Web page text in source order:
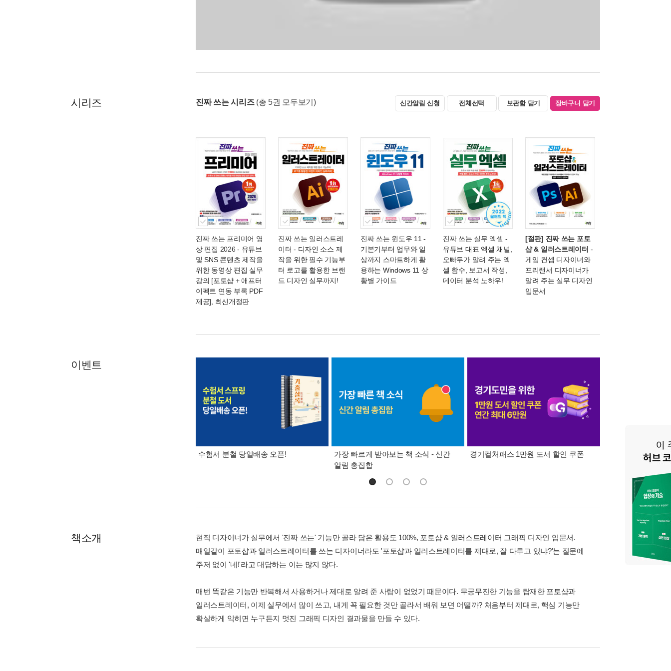
시리즈 진짜 쓰는 시리즈 (총 5권 모두보기) 신간알림 신청 전체선택 보관함 담기 장바구니 담기
진짜 쓰는 프리미어 영
상 편집 2026 - 유튜브
및 SNS 콘텐츠 제작을
위한 동영상 편집 실무
강의 [포토샵 + 애프터
이펙트 연동 부록 PDF
제공], 최신개정판
진짜 쓰는 일러스트레
이터 - 디자인 소스 제
작을 위한 필수 기능부
터 로고를 활용한 브랜
드 디자인 실무까지!
진짜 쓰는 윈도우 11 -
기본기부터 업무와 일
상까지 스마트하게 활
용하는 Windows 11 상
황별 가이드
진짜 쓰는 실무 엑셀 -
유튜브 대표 엑셀 채널,
오빠두가 알려 주는 엑
셀 함수, 보고서 작성,
데이터 분석 노하우!
[절판] 진짜 쓰는 포토
샵 & 일러스트레이터 -
게임 컨셉 디자이너와
프리랜서 디자이너가
알려 주는 실무 디자인
입문서
이벤트
수험서 분철 당일배송 오픈!
가장 빠르게 받아보는 책 소식 - 신간
알림 총집합
경기컬처패스 1만원 도서 할인 쿠폰 삼성카드가 쏜다! 알
책소개
현직 디자이너가 실무에서 '진짜 쓰는' 기능만 골라 담은 활용도 100%, 포토샵 & 일러스트레이터 그래픽 디자인 입문서.
매일같이 포토샵과 일러스트레이터를 쓰는 디자이너라도 '포토샵과 일러스트레이터를 제대로, 잘 다루고 있냐?'는 질문에
주저 없이 '네!'라고 대답하는 이는 많지 않다.
매번 똑같은 기능만 반복해서 사용하거나 제대로 알려 준 사람이 없었기 때문이다. 무궁무진한 기능을 탑재한 포토샵과
일러스트레이터, 이제 실무에서 많이 쓰고, 내게 꼭 필요한 것만 골라서 배워 보면 어떨까? 처음부터 제대로, 핵심 기능만
확실하게 익히면 누구든지 멋진 그래픽 디자인 결과물을 만들 수 있다.